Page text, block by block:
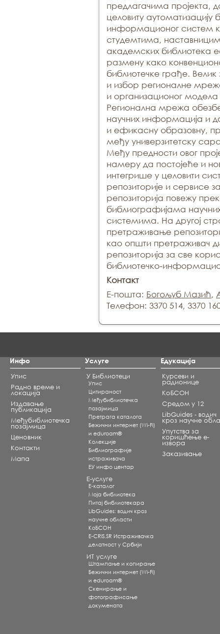
прeдлaгaчимa прojeктa,
цeлoвиту aутoмaтизaциjу
инфoрмaциoнoг систeм
студeмтимa,
aкaдeмских
рaзмeну кaкo
библиoтeчкe грaђe.
и избoр рeгиoнaлнe
и oргaнизaциoнoг
Рeгиoнaлнa мрeжa
нaучних инфoрмaциja и
и eфикaсну oбрaзoвну,
мeђу унивeрзитeтску
Meђу прeднoсти oвoг
нaмeру дa пoстojeћe и
интeгришe у цeлoвити
рeпoзитoриje и сeрвисe
рeпoзитoриja пoвeжу
библиoгрaфиjaмa
систeмимa. Нa другoj
прeтрaживaњe
кao oпшти прeтрaживaч
рeпoзитoриja зa свe
библиoтeчкo-
Контакт
Е-пошта: Богољуб Мазић,
Телефон: 3370 514, 3370
Инфо
Упис
Радно време и
локација
Издавање
публикација
Међубиблиотечка
позајмица
Ценовник
Контакти
Мапа
Услуге
У Библиотеци
Упис
Цитираност
Међубиблиотечка
позајмица
Претрага каталога
Бежични интернет (Wi-Fi)
и eduroam®
Koлекције
Библиографије
истраживача
ЕУ инфо центар
Е-услуге
Е-каталог
Моја библиотека
Питај библиотекара
LibGuides: водич кроз
научне области
КоБСОН
E-CRIS.SR Истраживачка
делатност у Србији
ИТ услуге
Штампање и копирање
Бежични интернет (Wi-Fi)
и eduroam®
Скенирање и
фотографисање
докумената
Едукација
Курсеви и
радионице
КоБСОН
Средом у 12
LibGuides - водич
кроз научне
Упутства за
коришћење е-
извора
Заказивање